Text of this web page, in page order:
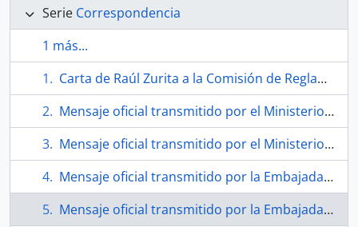
Serie Correspondencia
1 más...
Carta de Raúl Zurita a la Comisión de Reglamento de la Universidad Santa María
Mensaje oficial transmitido por el Ministerio de Relaciones Exteriores a Embajada de Chile en Italia
Mensaje oficial transmitido por el Ministerio de Relaciones Exteriores a la Embajada de Chile en Italia
Mensaje oficial transmitido por la Embajada de Chile en Italia al Ministerio de Relaciones Exteriores
Mensaje oficial transmitido por la Embajada de Chile en Italia al Ministerio de Relaciones Exteriores